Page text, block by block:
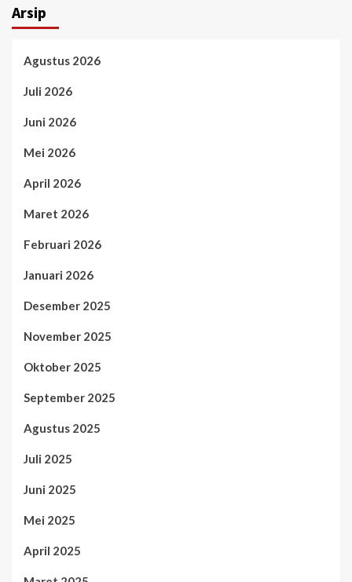
Arsip
Agustus 2026
Juli 2026
Juni 2026
Mei 2026
April 2026
Maret 2026
Februari 2026
Januari 2026
Desember 2025
November 2025
Oktober 2025
September 2025
Agustus 2025
Juli 2025
Juni 2025
Mei 2025
April 2025